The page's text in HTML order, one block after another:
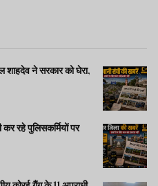
ने सरकार को घेरा,
रहे पुलिसकर्मियों पर